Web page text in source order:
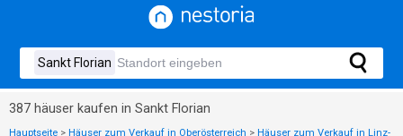
387 häuser kaufen in Sankt Florian
Hauptseite > Häuser zum Verkauf in Oberösterreich > Häuser zum Verkauf in Linz-